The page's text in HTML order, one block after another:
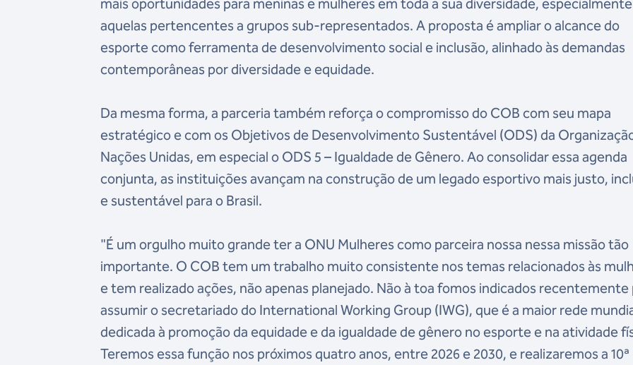
mais oportunidades para meninas e mulheres em toda a sua diversidade, especialmente
aquelas pertencentes a grupos sub-representados. A proposta é ampliar o alcance do
esporte como ferramenta de desenvolvimento social e inclusão, alinhado às demandas
contemporâneas por diversidade e equidade.
Da mesma forma, a parceria também reforça o compromisso do COB com seu mapa
estratégico e com os Objetivos de Desenvolvimento Sustentável (ODS) da
Nações Unidas, em especial o ODS 5 – Igualdade de Gênero. Ao consolidar essa agenda
conjunta, as instituições avançam na construção de um legado esportivo mais justo,
e sustentável para o Brasil.
"É um orgulho muito grande ter a ONU Mulheres como parceira nossa nessa missão tão
importante. O COB tem um trabalho muito consistente nos temas relacionados às
e tem realizado ações, não apenas planejado. Não à toa fomos indicados recentemente
assumir o secretariado do International Working Group (IWG), que é a maior rede
dedicada à promoção da equidade e da igualdade de gênero no esporte e na atividade
Teremos essa função nos próximos quatro anos, entre 2026 e 2030, e realizaremos a 10ª